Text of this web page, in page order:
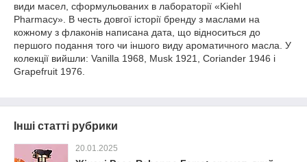
види масел, сформульованих в лабораторії «Kiehl
Pharmacy». В честь довгої історії бренду з маслами на
кожному з флаконів написана дата, що відноситься до
першого подання того чи іншого виду ароматичного масла. У
колекції вийшли: Vanilla 1968, Musk 1921, Coriander 1946 і
Grapefruit 1976.
Інші статті рубрики
20.01.2025